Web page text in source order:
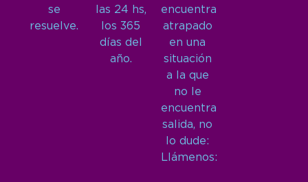
se
resuelve.
las 24 hs,
los 365
días del
año.
encuentra
atrapado
en una
situación
a la que
no le
encuentra
salida, no
lo dude:
Llámenos: